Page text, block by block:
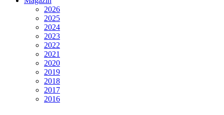
2026
2025
2024
2023
2022
2021
2020
2019
2018
2017
2016